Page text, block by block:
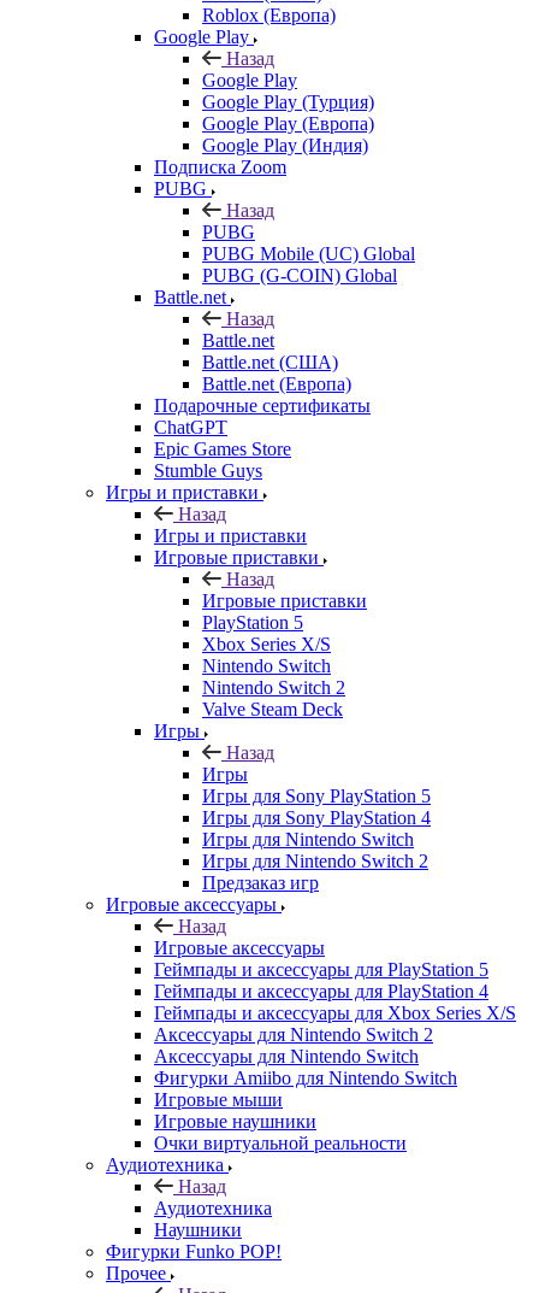
Roblox (Европа)
Google Play
Назад
Google Play
Google Play (Турция)
Google Play (Европа)
Google Play (Индия)
Подписка Zoom
PUBG
Назад
PUBG
PUBG Mobile (UC) Global
PUBG (G-COIN) Global
Battle.net
Назад
Battle.net
Battle.net (США)
Battle.net (Европа)
Подарочные сертификаты
ChatGPT
Epic Games Store
Stumble Guys
Игры и приставки
Назад
Игры и приставки
Игровые приставки
Назад
Игровые приставки
PlayStation 5
Xbox Series X/S
Nintendo Switch
Nintendo Switch 2
Valve Steam Deck
Игры
Назад
Игры
Игры для Sony PlayStation 5
Игры для Sony PlayStation 4
Игры для Nintendo Switch
Игры для Nintendo Switch 2
Предзаказ игр
Игровые аксессуары
Назад
Игровые аксессуары
Геймпады и аксессуары для PlayStation 5
Геймпады и аксессуары для PlayStation 4
Геймпады и аксессуары для Xbox Series X/S
Аксессуары для Nintendo Switch 2
Аксессуары для Nintendo Switch
Фигурки Amiibo для Nintendo Switch
Игровые мыши
Игровые наушники
Очки виртуальной реальности
Аудиотехника
Назад
Аудиотехника
Наушники
Фигурки Funko POP!
Прочее